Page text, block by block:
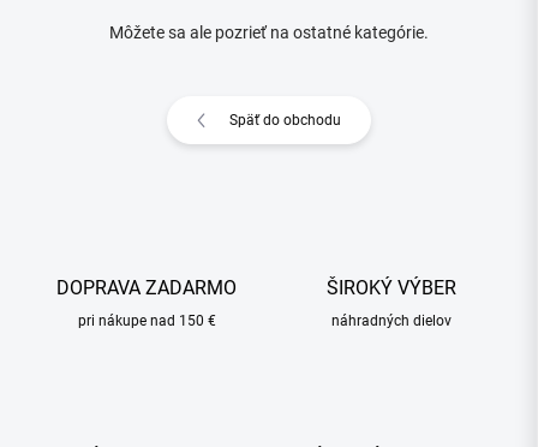
Môžete sa ale pozrieť na ostatné kategórie.
Späť do obchodu
DOPRAVA ZADARMO
pri nákupe nad 150 €
ŠIROKÝ VÝBER
náhradných dielov